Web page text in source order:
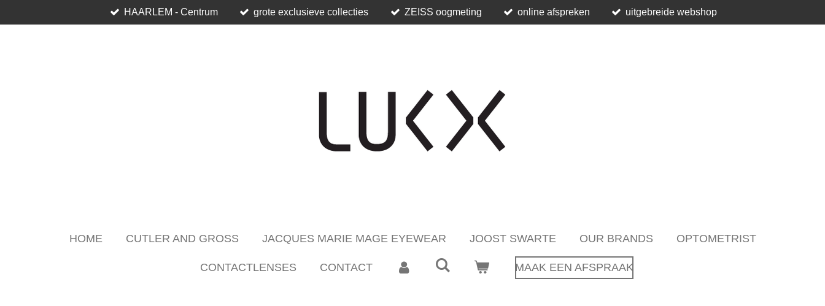
to
HAARLEM - Centrum grote exclusieve collecties ZEISS oogmeting online afspreken uitgebreide webshop
HOME CUTLER AND GROSS JACQUES MARIE MAGE EYEWEAR JOOST SWARTE OUR BRANDS OPTOMETRIST
CONTACTLENSES CONTACT MAAK EEN AFSPRAAK